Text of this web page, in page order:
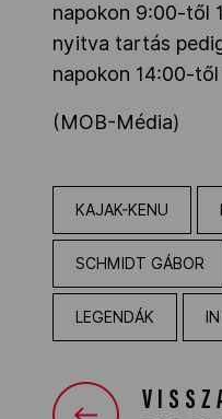
napokon 9:00-től
nyitva tartás
napokon 14:00-
(MOB-Média)
KAJAK-KENU
SCHMIDT GÁBOR
LEGENDÁK